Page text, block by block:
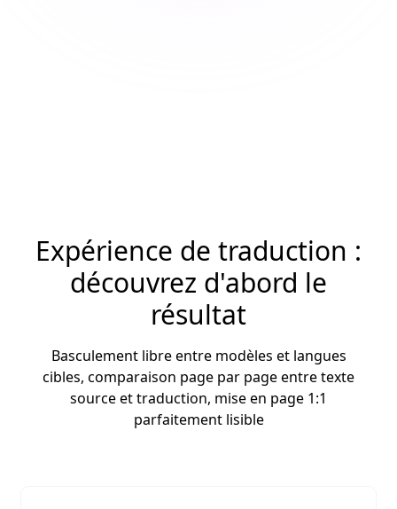
Expérience de traduction :
découvrez d'abord le
résultat
Basculement libre entre modèles et langues
cibles, comparaison page par page entre texte
source et traduction, mise en page 1:1
parfaitement lisible